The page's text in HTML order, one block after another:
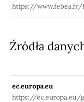
https://
Źródła
ec.europa.eu
https://